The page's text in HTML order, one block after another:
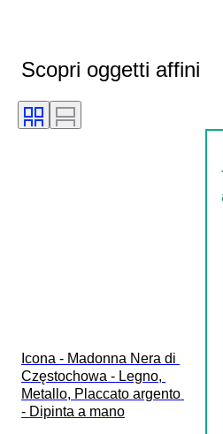
Scopri oggetti affini
Icona - Madonna Nera di
Częstochowa - Legno,
Metallo, Placcato argento
- Dipinta a mano